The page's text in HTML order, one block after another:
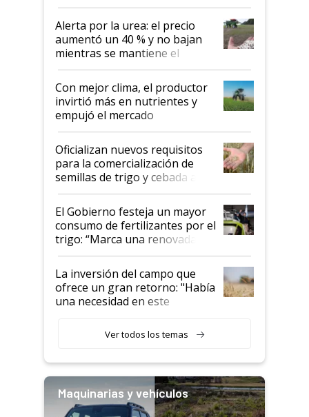
Alerta por la urea: el precio
aumentó un 40 % y no bajan
mientras se mantiene el
conflicto en Medio Oriente
Con mejor clima, el productor
invirtió más en nutrientes y
empujó el mercado
Oficializan nuevos requisitos
para la comercialización de
semillas de trigo y cebada a
granel
El Gobierno festeja un mayor
consumo de fertilizantes por el
trigo: “Marca una renovada
confianza de los productores”
La inversión del campo que
ofrece un gran retorno: "Había
una necesidad en este
Ver todos los temas
Maquinarias y vehículos